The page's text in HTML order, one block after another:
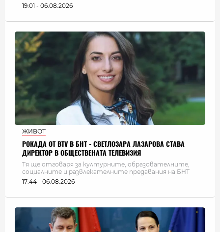
19:01 - 06.08.2026
ЖИВОТ
РОКАДА ОТ BTV В БНТ - СВЕТЛОЗАРА ЛАЗАРОВА СТАВА
ДИРЕКТОР В ОБЩЕСТВЕНАТА ТЕЛЕВИЗИЯ
Тя ще отговаря за културните, образователните,
социалните и развлекателните предавания на БНТ
17:44 - 06.08.2026